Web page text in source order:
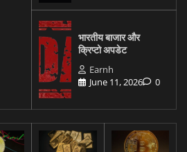
भारतीय बाजार और
क्रिप्टो अपडेट
Earnh
June 11, 2026
0